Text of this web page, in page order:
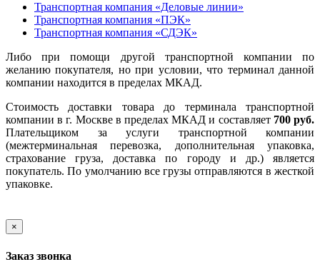
Транспортная компания «Деловые линии»
Транспортная компания «ПЭК»
Транспортная компания «СДЭК»
Либо при помощи другой транспортной компании по
желанию покупателя, но при условии, что терминал данной
компании находится в пределах МКАД.
Стоимость доставки товара до терминала транспортной
компании в г. Москве в пределах МКАД и составляет 700 руб.
Плательщиком за услуги транспортной компании
(межтерминальная перевозка, дополнительная упаковка,
страхование груза, доставка по городу и др.) является
покупатель. По умолчанию все грузы отправляются в жесткой
упаковке.
×
Заказ звонка